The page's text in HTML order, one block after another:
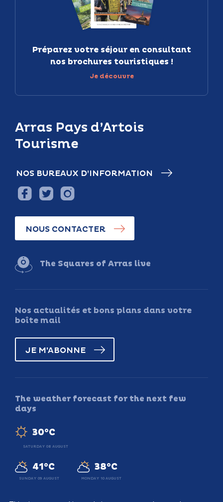
Arras Pays d’Artois
Tourisme
NOS BUREAUX D’INFORMATION
NOUS CONTACTER
The Squares of Arras live
Nos actualités et bons plans dans votre
boîte mail
JE M'ABONNE
The weather forecast for the next few
days
30°C
SATURDAY 08 AUGUST
41°C
SUNDAY 09 AUGUST
38°C
MONDAY 10 AUGUST
Préparez votre séjour en consultant
nos brochures touristiques !
Je découvre